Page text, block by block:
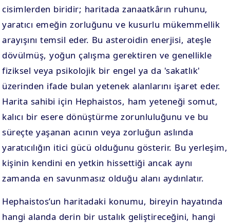
cisimlerden biridir; haritada zanaatkârın ruhunu,
yaratıcı emeğin zorluğunu ve kusurlu mükemmellik
arayışını temsil eder. Bu asteroidin enerjisi, ateşle
dövülmüş, yoğun çalışma gerektiren ve genellikle
fiziksel veya psikolojik bir engel ya da 'sakatlık'
üzerinden ifade bulan yetenek alanlarını işaret eder.
Harita sahibi için Hephaistos, ham yeteneği somut,
kalıcı bir esere dönüştürme zorunluluğunu ve bu
süreçte yaşanan acının veya zorluğun aslında
yaratıcılığın itici gücü olduğunu gösterir. Bu yerleşim,
kişinin kendini en yetkin hissettiği ancak aynı
zamanda en savunmasız olduğu alanı aydınlatır.
Hephaistos’un haritadaki konumu, bireyin hayatında
hangi alanda derin bir ustalık geliştireceğini, hangi